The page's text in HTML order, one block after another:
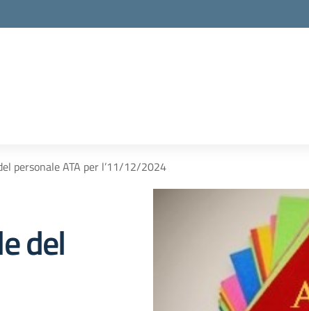
personale ATA per l’11/12/2024
del